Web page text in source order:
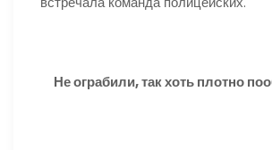
Не ограбили, так хоть плотно